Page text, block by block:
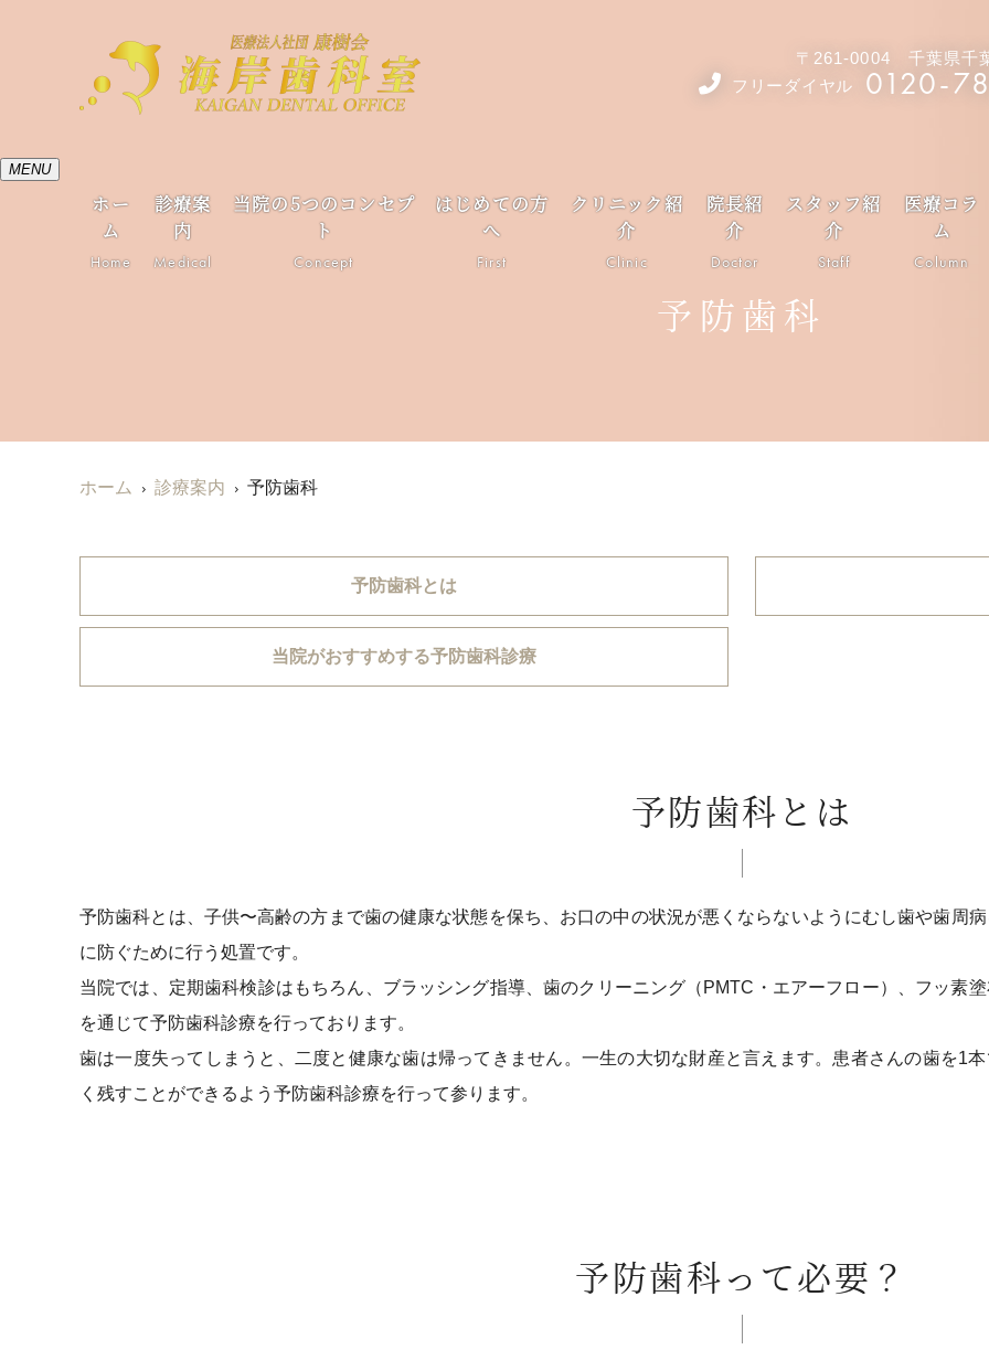
〒261-0004 千葉県千
フリーダイヤル 0120-
MENU
ホー
ム
Home
診療案
内
Medical
当院の5つのコンセプ
ト
Concept
はじめての方
へ
First
クリニック紹
介
Clinic
院長紹
介
Doctor
スタッフ紹
介
Staff
医療コラ
ム
Column
予防歯科
ホーム 診療案内 予防歯科
予防歯科とは
当院がおすすめする予防歯科診療
予防歯科とは
予防歯科とは、子供〜高齢の方まで歯の健康な状態を保ち、お口の中の状況が悪くならないようにむし歯や歯周
に防ぐために行う処置です。
当院では、定期歯科検診はもちろん、ブラッシング指導、歯のクリーニング（PMTC・エアーフロー）、フッ素
を通じて予防歯科診療を行っております。
歯は一度失ってしまうと、二度と健康な歯は帰ってきません。一生の大切な財産と言えます。患者さんの歯を1
く残すことができるよう予防歯科診療を行って参ります。
予防歯科って必要？